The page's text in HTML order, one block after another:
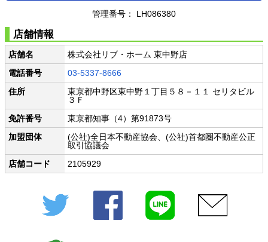
管理番号： LH086380
店舗情報
店舗名
株式会社リブ・ホーム 東中野店
電話番号
03-5337-8666
住所
東京都中野区東中野１丁目５８－１１ セリタビル
３Ｆ
免許番号
東京都知事（4）第91873号
加盟団体
(公社)全日本不動産協会、(公社)首都圏不動産公正
取引協議会
店舗コード
2105929
Twitter Facebook